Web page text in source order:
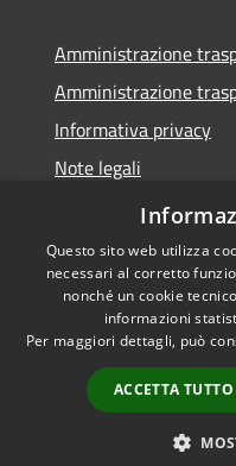
Amministrazione
Amministrazione
Informativa privacy
Note legali
Dichiarazione di
Accessibilità
Questo sito web utilizza
necessari al corretto
nonché un cookie
informazioni
Per maggiori dettagli, può
ACCETTA TUTTO